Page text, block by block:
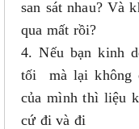
san sát nhau? Và
qua mất rồi?
4. Nếu bạn kinh
tối mà lại không
của mình thì liệu
cứ đi và đi